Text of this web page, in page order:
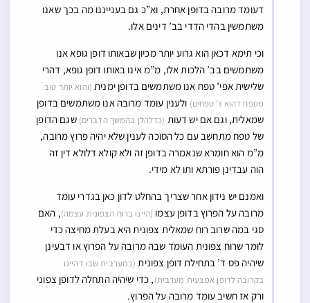
דעומד מרובה בדופן אחרת, וא”כ גם בענייננו מה בכך שאנו
משתמשין בהדי הדדי בב’ דינים אלו.
וכי תימא דכאן הוא גרוע יותר מכיון שבאותו דופן גופא אנו
משתמשים בב’ הלכות אלו, מ”מ אינו באותו דופן גופא, דהרי
שלישית אפי’ טפח אנו משתמשים בדופן ימנית (והוא יותר טוב
מטפח דהוא ז’ טפחים) ולענין עומד מרובה אנו משתמשים בדופן
שמאלית, וגם אם יש דעות (כדלהלן בהמשך הדברים) שגם הדופן
של טפח מתחשב עם כל הסוכה לענין שלא יהיה פרוץ מרובה,
מ”מ הוא חומרא שנאמרה בדופן זה ולא קולא דלולא דין זה
הוה עבדינן פורתא ותו לא מידי.
ואמנם יש נידון אחר שצריך בהחלט לדון כאן בגדרי עומד
מרובה על הפרוץ בדופן עצמו (היינו ברוח הצפונית עצמה), האם
סגי במה שרוב רוח שמאלית צפונית היא בעלת מחיצה כדי
לומר שרוח צפונית העומד שבה מרובה על הפרוץ או דבעינן
שיהיה פס ד’ בתחילת דופן צפונית (במערבית שבו דהיינו
בקרובה לדופן אמצעית מערבית), כדי שיהיה התחלה לדופן צפוני
ורק אז חשיב עומד מרובה על הפרוץ.